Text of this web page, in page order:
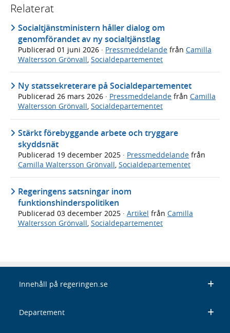
Relaterat
Socialtjänstministern håller dialog om
genomförandet av ny socialtjänstlag
Publicerad 01 juni 2026 · Pressmeddelande från Camilla
Waltersson Grönvall Socialdepartementet
Ny statssekreterare på Socialdepartementet
Publicerad 26 mars 2026 · Pressmeddelande från Camilla
Waltersson Grönvall, Socialdepartementet
Stärkt förebyggande arbete och tryggare
skyddsnät
Publicerad 19 december 2025 · Pressmeddelande från
Camilla Waltersson Grönvall, Socialdepartementet
Regeringens satsningar inom
funktionshinderspolitiken
Publicerad 03 december 2025 · Artikel från Camilla
Waltersson Grönvall Socialdepartementet
Innehåll på regeringen.se
Departement